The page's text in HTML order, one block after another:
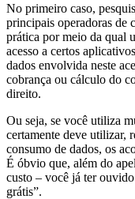
No primeiro caso,
principais operadoras de
prática por meio da qual
acesso a certos
dados envolvida neste
cobrança ou cálculo do
direito.
Ou seja, se você utiliza
certamente deve utilizar,
consumo de dados, os
É óbvio que, além do
custo – você já ter
grátis”.